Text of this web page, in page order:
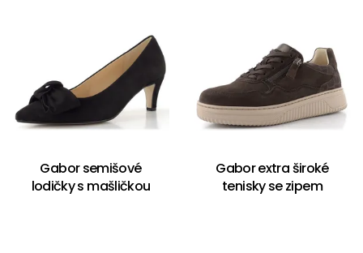
Gabor semišové
lodičky s mašličkou
Gabor extra široké
tenisky se zipem